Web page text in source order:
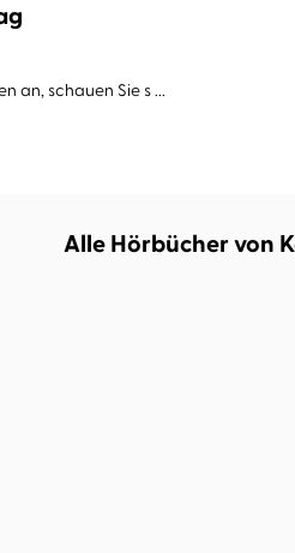
an, schauen Sie s ...
Alle Hörbücher von